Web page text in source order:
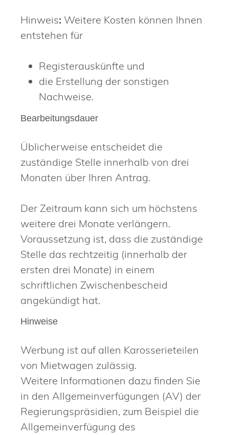
Hinweis: Weitere Kosten können Ihnen
entstehen für
Registerauskünfte und
die Erstellung der sonstigen
Nachweise.
Bearbeitungsdauer
Üblicherweise entscheidet die
zuständige Stelle innerhalb von drei
Monaten über Ihren Antrag.
Der Zeitraum kann sich um höchstens
weitere drei Monate verlängern.
Voraussetzung ist, dass die zuständige
Stelle das rechtzeitig (innerhalb der
ersten drei Monate) in einem
schriftlichen Zwischenbescheid
angekündigt hat.
Hinweise
Werbung ist auf allen Karosserieteilen
von Mietwagen zulässig.
Weitere Informationen dazu finden Sie
in den Allgemeinverfügungen (AV) der
Regierungspräsidien, zum Beispiel die
Allgemeinverfügung des